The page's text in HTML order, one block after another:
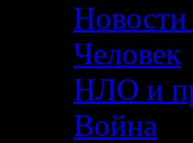
Новости
Человек
НЛО и
Война